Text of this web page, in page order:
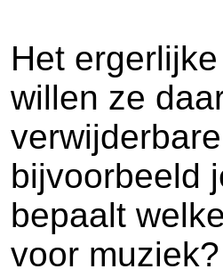
Het
willen ze
bijvoorbeeld
bepaalt
voor